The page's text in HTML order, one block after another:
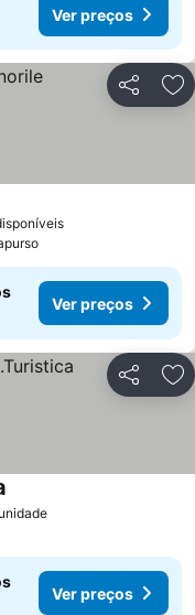
Ver preços
Partilhar
Ver preços
Partilhar
Ver preços